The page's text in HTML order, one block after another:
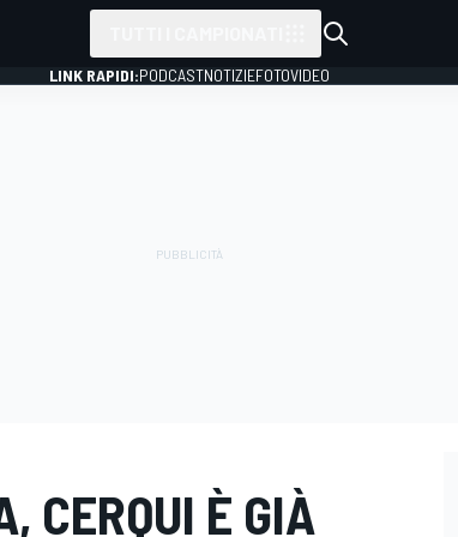
LINK RAPIDI:PODCASTNOTIZIEFOTOVIDEO
CERQUI È GIÀ